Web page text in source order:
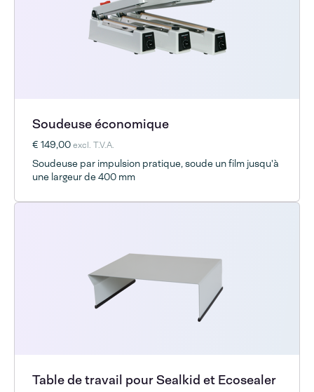
Soudeuse économique
€ 149,00excl. T.V.A.
Soudeuse par impulsion pratique, soude un film jusqu'à
une largeur de 400 mm
Table de travail pour Sealkid et Ecosealer